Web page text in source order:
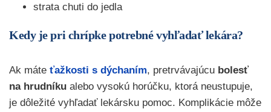
strata chuti do jedla
Kedy je pri chrípke potrebné vyhľadať lekára?
Ak máte ťažkosti s dýchaním, pretrvávajúcu bolesť
na hrudníku alebo vysokú horúčku, ktorá neustupuje,
je dôležité vyhľadať lekársku pomoc. Komplikácie môže